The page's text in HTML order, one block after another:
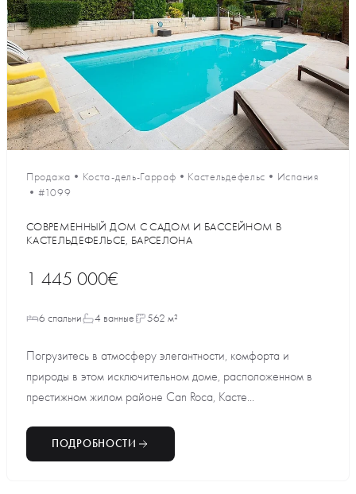
Продажа • Коста-дель-Гарраф • Кастельдефельс • Испания
• #1099
СОВРЕМЕННЫЙ ДОМ С САДОМ И БАССЕЙНОМ В
КАСТЕЛЬДЕФЕЛЬСЕ, БАРСЕЛОНА
1 445 000€
6 спальни 4 ванные 562 м²
Погрузитесь в атмосферу элегантности, комфорта и
природы в этом исключительном доме, расположенном в
престижном жилом районе Can Roca, Касте...
ПОДРОБНОСТИ